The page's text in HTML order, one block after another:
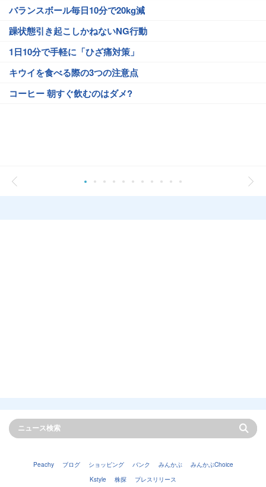
バランスボール毎日10分で20kg減
躁状態引き起こしかねないNG行動
1日10分で手軽に「ひざ痛対策」
キウイを食べる際の3つの注意点
コーヒー 朝すぐ飲むのはダメ?
Peachy ブログ ショッピング バンク みんかぶ
みんかぶChoice
Kstyle
株探 プレスリリース